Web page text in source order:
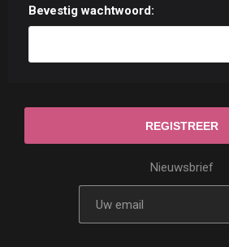
Bevestig wachtwoord:
Nieuwsbrief